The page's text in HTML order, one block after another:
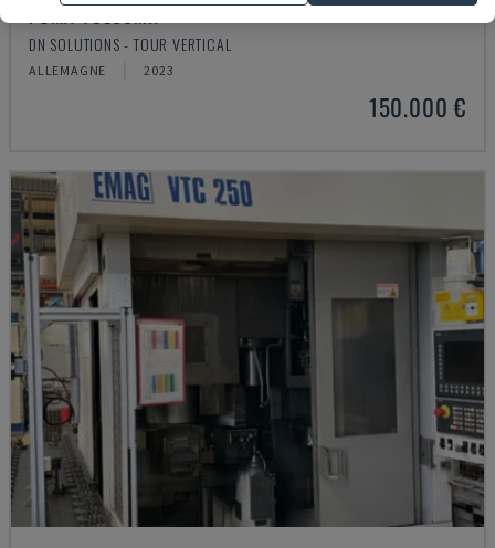
PUMA V8300MR
DN SOLUTIONS - TOUR VERTICAL
ALLEMAGNE 2023
150.000 €